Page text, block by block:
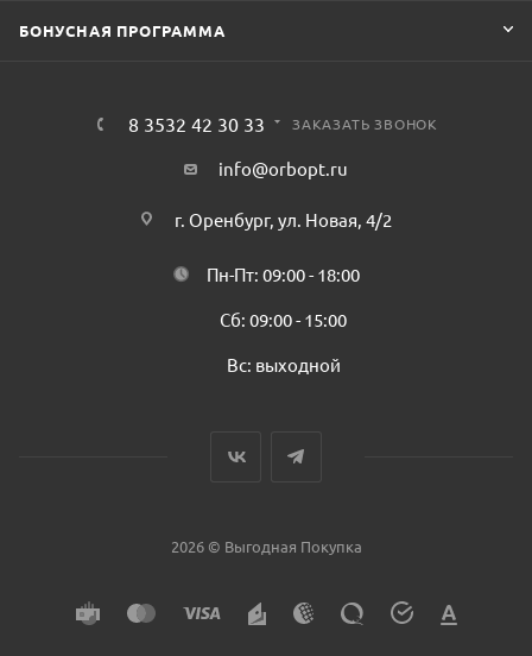
БОНУСНАЯ ПРОГРАММА
8 3532 42 30 33 ЗАКАЗАТЬ ЗВОНОК
info@orbopt.ru
г. Оренбург, ул. Новая, 4/2
Пн-Пт: 09:00 - 18:00
Сб: 09:00 - 15:00
Вс: выходной
2026 © Выгодная Покупка